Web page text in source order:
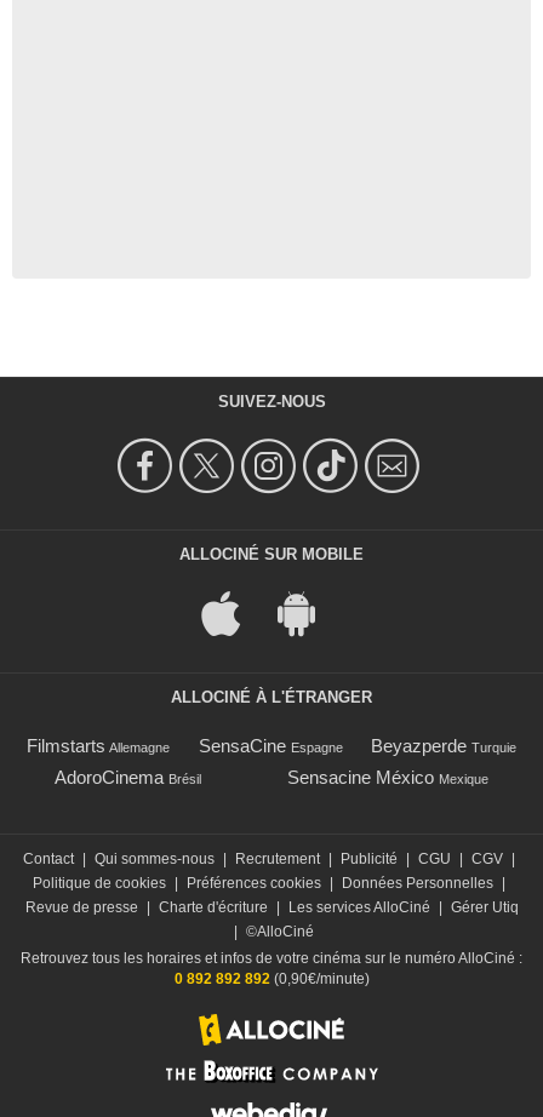
SUIVEZ-NOUS
ALLOCINÉ SUR MOBILE
ALLOCINÉ À L'ÉTRANGER
Filmstarts Allemagne SensaCine Espagne Beyazperde Turquie
AdoroCinema Brésil Sensacine México Mexique
Contact | Qui sommes-nous | Recrutement | Publicité | CGU | CGV |
Politique de cookies | Préférences cookies | Données Personnelles |
Revue de presse
| Charte d'écriture | Les services AlloCiné | Gérer Utiq
| ©AlloCiné
Retrouvez tous les horaires et infos de votre cinéma sur le numéro AlloCiné :
0 892 892 892 (0,90€/minute)